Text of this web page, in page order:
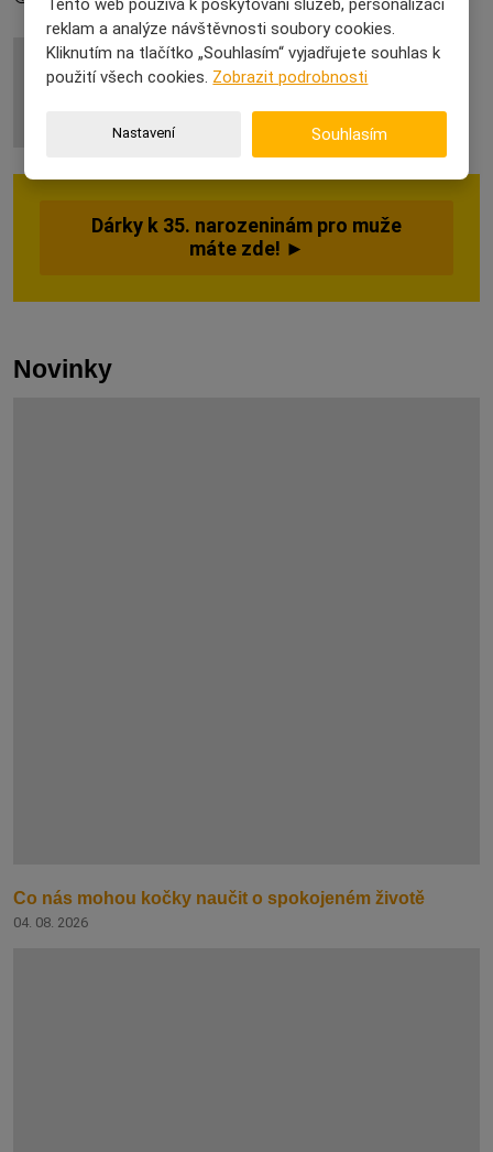
Dárky k 35. narozeninám pro muže
máte zde! ►
Novinky
Co nás mohou kočky naučit o spokojeném životě
04. 08. 2026
reklam a analýze návštěvnosti soubory cookies.
Kliknutím na tlačítko „Souhlasím“ vyjadřujete souhlas k
použití všech cookies. Zobrazit podrobnosti
Nastavení Souhlasím